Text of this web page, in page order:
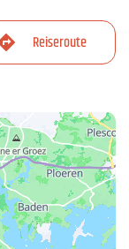
Reiseroute